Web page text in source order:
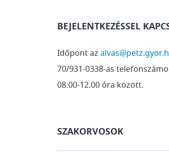
BEJELENTKEZÉSSEL
Időpont az
70/931-0338-as
08.00-12.00 óra között.
SZAKORVOSOK